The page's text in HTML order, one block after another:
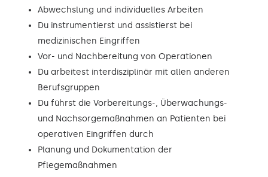
Abwechslung und individuelles Arbeiten
Du instrumentierst und assistierst bei
medizinischen Eingriffen
Vor- und Nachbereitung von Operationen
Du arbeitest interdisziplinär mit allen anderen
Berufsgruppen
Du führst die Vorbereitungs-, Überwachungs-
und Nachsorgemaßnahmen an Patienten bei
operativen Eingriffen durch
Planung und Dokumentation der
Pflegemaßnahmen